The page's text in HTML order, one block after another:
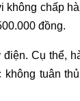
chấp
đồng.
Cụ thể,
tuân